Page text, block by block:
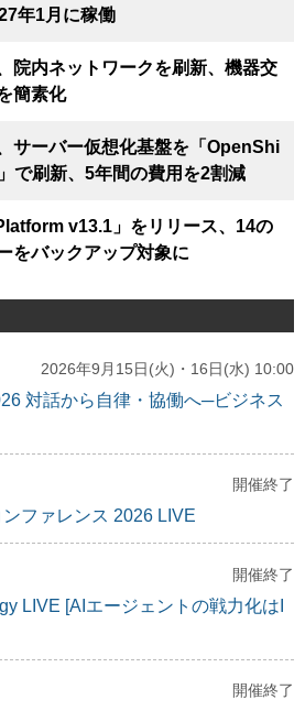
年1月に稼働
院内ネットワークを刷新、機器交
簡素化
サーバー仮想化基盤を「OpenShi
で刷新、5年間の費用を2割減
v13.1」をリリース、14の
をバックアップ対象に
2026年9月15日(火)・16日(水) 10:00
対話から自律・協働へ─ビジネス
開催終了
ファレンス 2026 LIVE
開催終了
LIVE [AIエージェントの戦力化はI
開催終了